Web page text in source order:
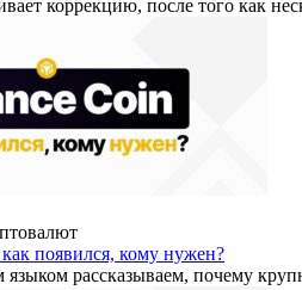
коррекцию, после того как
появился, кому нужен?
рассказываем, почему